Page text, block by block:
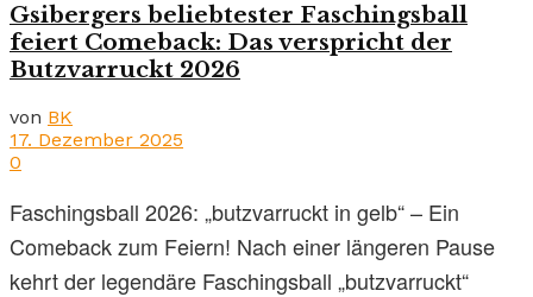
Gsibergers beliebtester Faschingsball
feiert Comeback: Das verspricht der
Butzvarruckt 2026
von BK
17. Dezember 2025
0
Faschingsball 2026: „butzvarruckt in gelb“ – Ein
Comeback zum Feiern! Nach einer längeren Pause
kehrt der legendäre Faschingsball „butzvarruckt“